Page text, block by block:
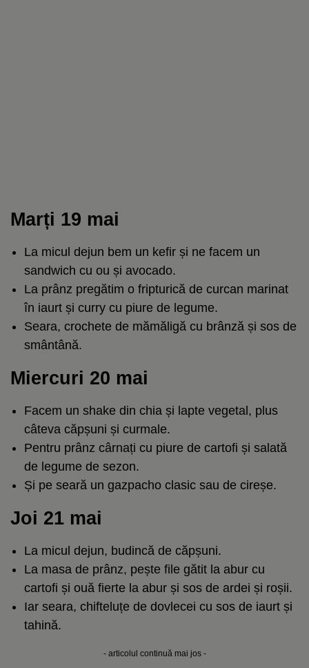
Marți 19 mai
La micul dejun bem un kefir și ne facem un
sandwich cu ou și avocado.
La prânz pregătim o fripturică de curcan marinat
în iaurt și curry cu piure de legume.
Seara, crochete de mămăligă cu brânză și sos de
smântână.
Miercuri 20 mai
Facem un shake din chia și lapte vegetal, plus
câteva căpșuni și curmale.
Pentru prânz cârnați cu piure de cartofi și salată
de legume de sezon.
Și pe seară un gazpacho clasic sau de cireșe.
Joi 21 mai
La micul dejun, budincă de căpșuni.
La masa de prânz, pește file gătit la abur cu
cartofi și ouă fierte la abur și sos de ardei și roșii.
Iar seara, chifteluțe de dovlecei cu sos de iaurt și
tahină.
- articolul continuă mai jos -